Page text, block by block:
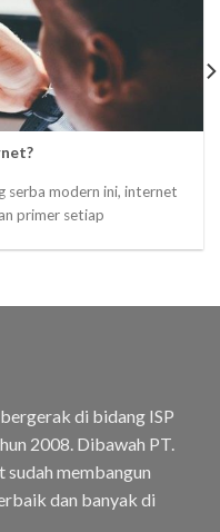
serba modern ini, internet
primer setiap
di bidang ISP
2008. Dibawah PT.
membangun
dan banyak di